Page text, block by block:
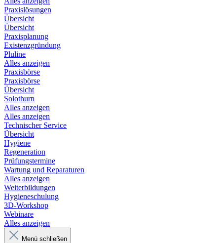
Praxislösungen
Übersicht
Übersicht
Praxisplanung
Existenzgründung
Pluline
Alles anzeigen
Praxisbörse
Praxisbörse
Übersicht
Solothurn
Alles anzeigen
Alles anzeigen
Technischer Service
Übersicht
Hygiene
Regeneration
Prüfungstermine
Wartung und Reparaturen
Alles anzeigen
Weiterbildungen
Hygieneschulung
3D-Workshop
Webinare
Alles anzeigen
Menü schließen